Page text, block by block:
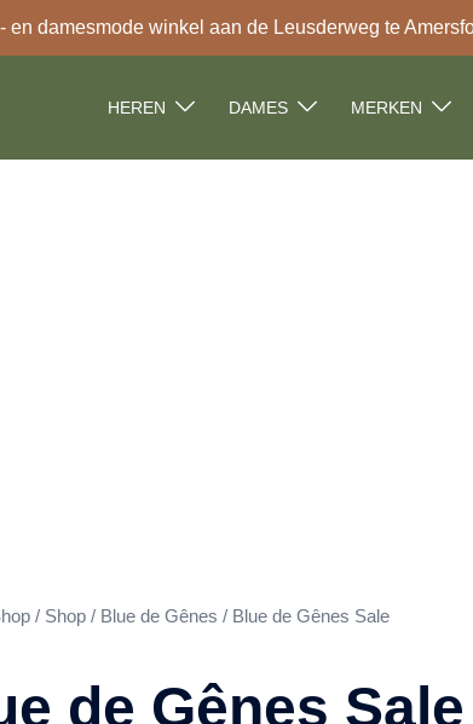
damesmode winkel aan de Leusderweg te
HEREN DAMES MERKEN
/ Shop / Blue de Gênes / Blue de Gênes Sale
de Gênes Sale